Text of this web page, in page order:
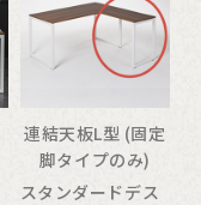
連結天板L型 (固定
脚タイプのみ)
スタンダードデス